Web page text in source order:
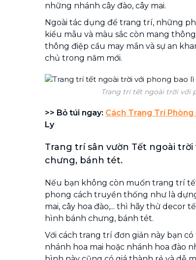
những nhánh cây đào, cây mai.
Ngoài tác dụng để trang trí, những
kiểu mẫu và màu sắc còn mang
thông điệp cầu may mắn và sự an
chủ trong năm mới.
Trang trí tết ngoài trời với
>> Bỏ túi ngay: Cách Trang Trí
Ly
Trang trí sân vườn Tết ngoài
chưng, bánh tét.
Nếu bạn không còn muốn trang trí
phong cách truyền thống như là
mai, cây hoa đào,... thì hãy thử decor
hình bánh chưng, bánh tét.
Với cách trang trí đơn giản này bạn
nhánh hoa mai hoặc nhánh hoa đào